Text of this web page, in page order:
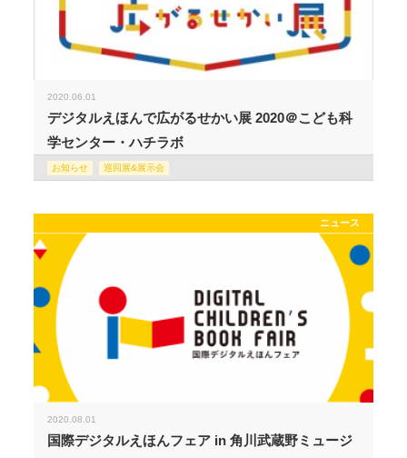
2020.06.01
デジタルえほんで広がるせかい展 2020＠こども科
学センター・ハチラボ
お知らせ 巡回展&展示会
ニュース
2020.08.01
国際デジタルえほんフェア in 角川武蔵野ミュージ